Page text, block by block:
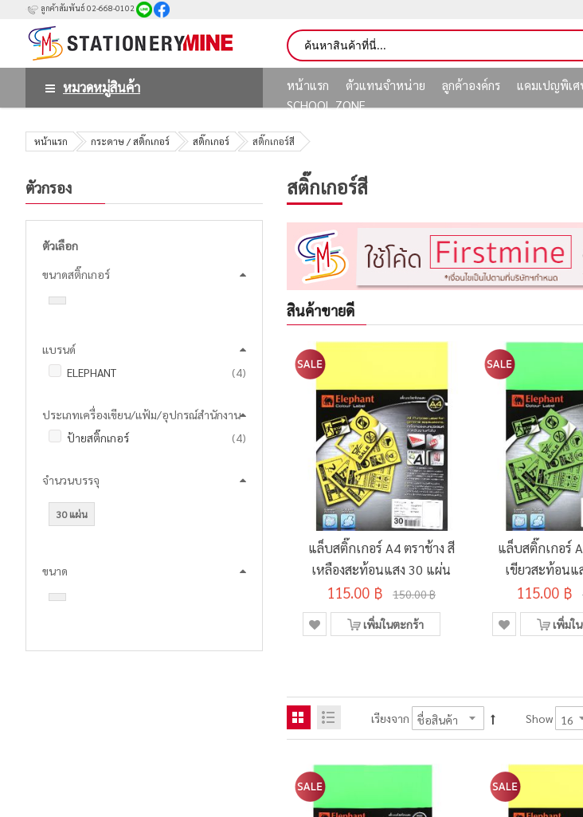
ลูกค้าสัมพันธ์ 02-668-0102
หมวดหมู่สินค้า หน้าแรก ตัวแทนจำหน่าย ลูกค้าองค์กร แคมเปญพิเศ
SCHOOL ZONE
หน้าแรก กระดาษ / สติ๊กเกอร์ สติ๊กเกอร์ สติ๊กเกอร์สี
สติ๊กเกอร์สี
สินค้าขายดี
แล็บสติ๊กเกอร์ A4 ตราช้าง สี
เหลืองสะท้อนแสง 30 แผ่น
115.00 ฿ 150.00 ฿
เพิ่มในตะกร้า
แล็บสติ๊กเกอร์
เขียวสะท้อนแ
115.00 ฿
เพิ่มใ
เรียงจาก Show
ตัวกรอง
ตัวเลือก
ขนาดสติ๊กเกอร์
แบรนด์
ELEPHANT
4รายการ
ประเภทเครื่องเขียน/แฟ้ม/อุปกรณ์สำนักงาน
ป้ายสติ๊กเกอร์
4รายการ
จำนวนบรรจุ
30 แผ่น
ขนาด